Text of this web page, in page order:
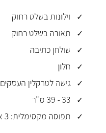
וילונות בשלט רחוק
תאורה בשלט רחוק
שולחן כתיבה
חלון
גישה לטרקלין העסקים
33 - 39 מ"ר
תפוסה מקסימלית: 3 אורחיםs